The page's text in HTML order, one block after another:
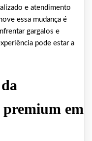
e atendimento
essa mudança é
gargalos e
pode estar a
premium em